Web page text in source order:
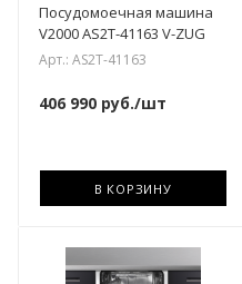
Посудомоечная машина
V2000 AS2T-41163 V-ZUG
Арт.: AS2T-41163
406 990 руб./шт
В КОРЗИНУ